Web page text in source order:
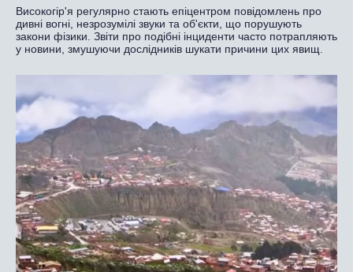
Високогір'я регулярно стають епіцентром повідомлень про
дивні вогні, незрозумілі звуки та об'єкти, що порушують
закони фізики. Звіти про подібні інциденти часто потрапляють
у новини, змушуючи дослідників шукати причини цих явищ.